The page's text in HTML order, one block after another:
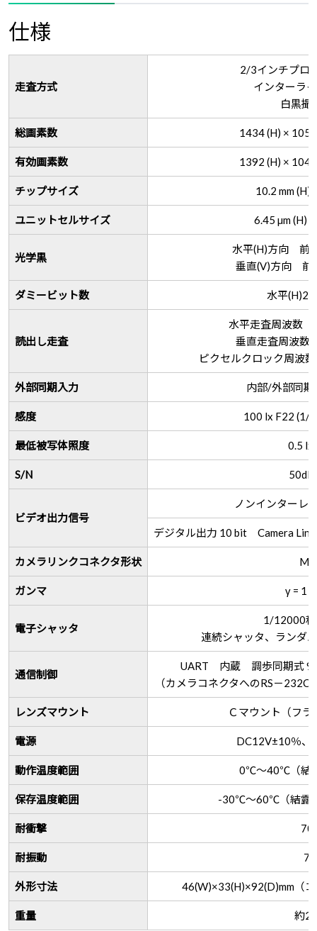
仕様
走査方式
2/3インチプロ
インターラ
白黒撮
総画素数 1434 (H) ×
有効画素数 1392 (H) ×
チップサイズ 10.2 mm (H)
ユニットセルサイズ 6.45 µm (H)
光学黒
水平(H)方向 前
垂直(V)方向
ダミービット数 水平(H)20
読出し走査
水平走査周
垂直走査周
ピクセルクロック周波
外部同期入力 内部/外部同
感度 100 lx F22 (1/
最低被写体照度 0.5 lx
S/N 50dB
ビデオ出力信号
ノンインターレ
デジタル出力 10 bit Camera
カメラリンクコネクタ形状
ガンマ γ = 1
電子シャッタ
1/12000
連続シャッタ、ランダ
通信制御
UART 内蔵 調歩同期式
（カメラコネクタへのRS－
レンズマウント Ｃマウント（フ
電源 DC12V±10％、
動作温度範囲 0℃～40℃（結
保存温度範囲 -30℃～60℃（結露
耐衝撃 70
耐振動 7
外形寸法 46(W)×33(H)×92(D)mm（
重量 約